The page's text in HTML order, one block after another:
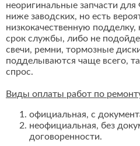
неоригинальные запчасти
ниже заводских, но есть
низкокачественную подделку,
срок службы, либо не
свечи, ремни, тормозные
подделываются чаще всего,
спрос.
Виды оплаты работ по
официальная, с
неофициальная, без
договоренности.